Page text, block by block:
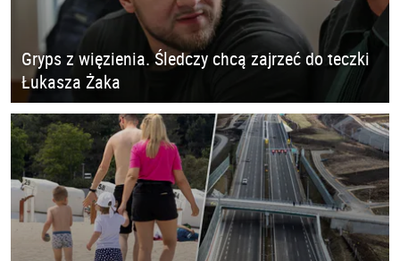
Gryps z więzienia. Śledczy chcą zajrzeć do teczki
Łukasza Żaka